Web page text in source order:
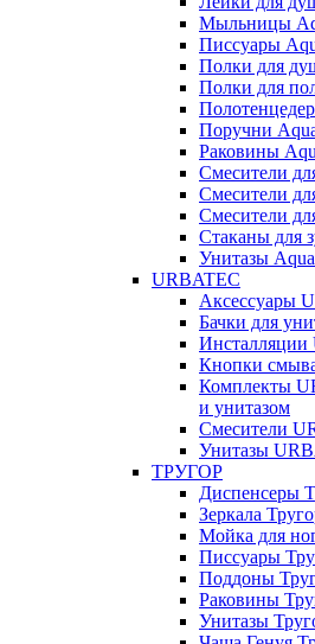
Мыльницы
Писсуары
Полки для
Полки для
Поручни
Раковины
Смесители
Смесители
Смесители
Стаканы для
Унитазы
URBATEC
Аксессуары
Бачки для
Инсталляции
Кнопки
Комплекты
и унитазом
Смесители
Унитазы
ТРУГОР
Диспенсеры
Зеркала
Мойка для
Писсуары
Поддоны
Раковины
Унитазы